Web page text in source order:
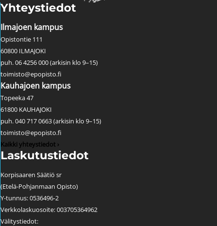
Yhteystiedot
Ilmajoen kampus
Opistontie 111
60800 ILMAJOKI
puh. 06 4256 000 (arkisin klo 9–15)
toimisto@epopisto.fi
Kauhajoen kampus
Topeeka 47
61800 KAUHAJOKI
puh. 040 717 0663 (arkisin klo 9–15)
toimisto@epopisto.fi
Kaikki yhteystiedot ›
Laskutustiedot
Korpisaaren Säätiö sr
(Etelä-Pohjanmaan Opisto)
Y-tunnus: 0536496-2
Verkkolaskuosoite: 003705364962
Välitystiedot: